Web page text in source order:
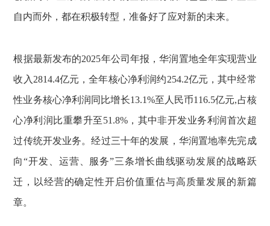
自内而外，都在积极转型，准备好了应对新的未来。
根据最新发布的2025年公司年报，华润置地全年实现营业
收入2814.4亿元，全年核心净利润约254.2亿元，其中经常
性业务核心净利润同比增长13.1%至人民币116.5亿元,占核
心净利润比重攀升至51.8%， 其中非开发业务利润首次超
过传统开发业务。经过三十年的发展，华润置地率先完成
向“开发、运营、服务”三条增长曲线驱动发展的战略跃
迁，以经营的确定性开启价值重估与高质量发展的新篇
章。